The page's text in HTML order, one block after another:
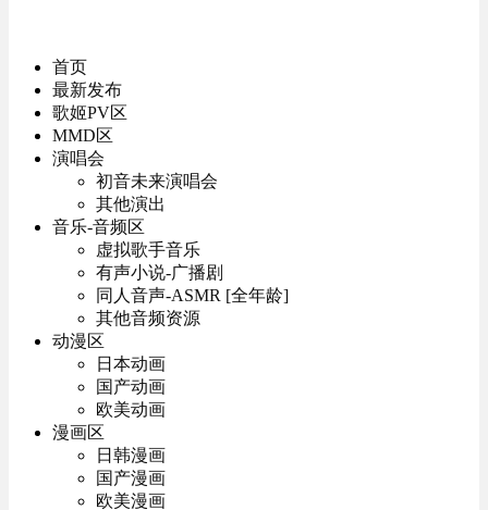
首页
最新发布
歌姬PV区
MMD区
演唱会
初音未来演唱会
其他演出
音乐-音频区
虚拟歌手音乐
有声小说-广播剧
同人音声-ASMR [全年龄]
其他音频资源
动漫区
日本动画
国产动画
欧美动画
漫画区
日韩漫画
国产漫画
欧美漫画